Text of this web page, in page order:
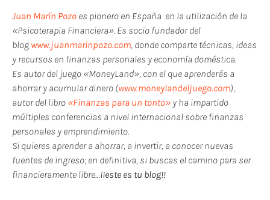
Juan Marín Pozo es pionero en España en la utilización de la
«Psicoterapia Financiera». Es socio fundador del
blogwww.juanmarinpozo.com, donde comparte técnicas, ideas
y recursos en finanzas personales y economía doméstica.
Es autor del juego «MoneyLand», con el que aprenderás a
ahorrar y acumular dinero (www.moneylandeljuego.com),
autor del libro «Finanzas para un tonto» y ha impartido
múltiples conferencias a nivel internacional sobre finanzas
personales y emprendimiento.
Si quieres aprender a ahorrar, a invertir, a conocer nuevas
fuentes de ingreso; en definitiva, si buscas el camino para ser
financieramente libre…¡¡este es tu blog!!